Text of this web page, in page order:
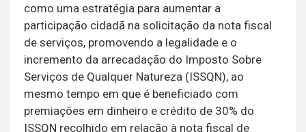
como uma estratégia para aumentar a
participação cidadã na solicitação da nota fiscal
de serviços, promovendo a legalidade e o
incremento da arrecadação do Imposto Sobre
Serviços de Qualquer Natureza (ISSQN), ao
mesmo tempo em que é beneficiado com
premiações em dinheiro e crédito de 30% do
ISSQN recolhido em relação à nota fiscal de